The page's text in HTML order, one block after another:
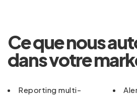
Ce que nous
dans votre
Reporting multi-